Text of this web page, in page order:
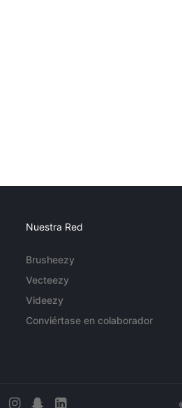
Nuestra Red
Brusheezy
Vecteezy
Videezy
Conviértase en colaborador